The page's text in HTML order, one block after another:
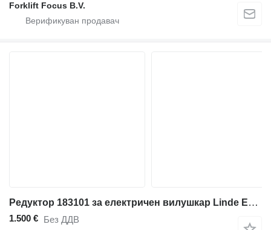
Forklift Focus B.V.
Редуктор 183101 за електричен вилушкар Linde E12-20
1.500 € Без ДДВ